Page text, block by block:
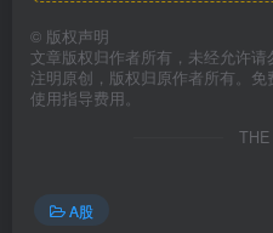
© 版权声明
文章版权归作者所有，未经允许
注明原创，版权归原作者所有。
使用指导费用。
THE
A股